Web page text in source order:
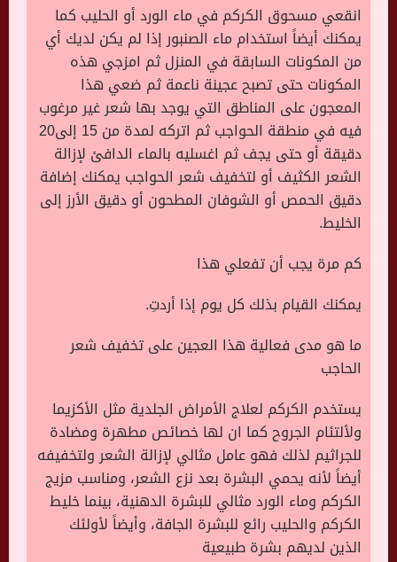
انقعي مسحوق الكركم في ماء الورد أو الحليب كما
يمكنك أيضاً استخدام ماء الصنبور إذا لم يكن لديك أي
من المكونات السابقة في المنزل ثم امزجي هذه
المكونات حتى تصبح عجينة ناعمة ثم ضعي هذا
المعجون على المناطق التي يوجد بها شعر غير مرغوب
فيه في منطقة الحواجب ثم اتركه لمدة من 15 إلى20
دقيقة أو حتى يجف ثم اغسليه بالماء الدافئ لإزالة
الشعر الكثيف أو لتخفيف شعر الحواجب يمكنك إضافة
دقيق الحمص أو الشوفان المطحون أو دقيق الأرز إلى
الخليط.
كم مرة يجب أن تفعلي هذا
يمكنك القيام بذلك كل يوم إذا أردتِ.
ما هو مدى فعالية هذا العجين على تخفيف شعر
الحاجب
يستخدم الكركم لعلاج الأمراض الجلدية مثل الأكزيما
ولألتئام الجروح كما ان لها خصائص مطهرة ومضادة
للجراثيم لذلك فهو عامل مثالي لإزالة الشعر ولتخفيفه
أيضاً لأنه يحمي البشرة بعد نزع الشعر، ومناسب مزيج
الكركم وماء الورد مثالي للبشرة الدهنية، بينما خليط
الكركم والحليب رائع للبشرة الجافة، وأيضاً لأولئك
الذين لديهم بشرة طبيعية